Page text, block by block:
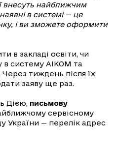
внесуть найближчим
в системі — це
і ви зможете оформити
в закладі освіти, чи
в систему АІКОМ та
тиждень після їх
заяву ще раз.
Дією, письмову
сервісному
України — перелік адрес